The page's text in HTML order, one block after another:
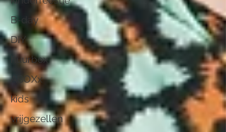
B-day
DIY
huurbox
ABOXx
kids
vrijgezellen